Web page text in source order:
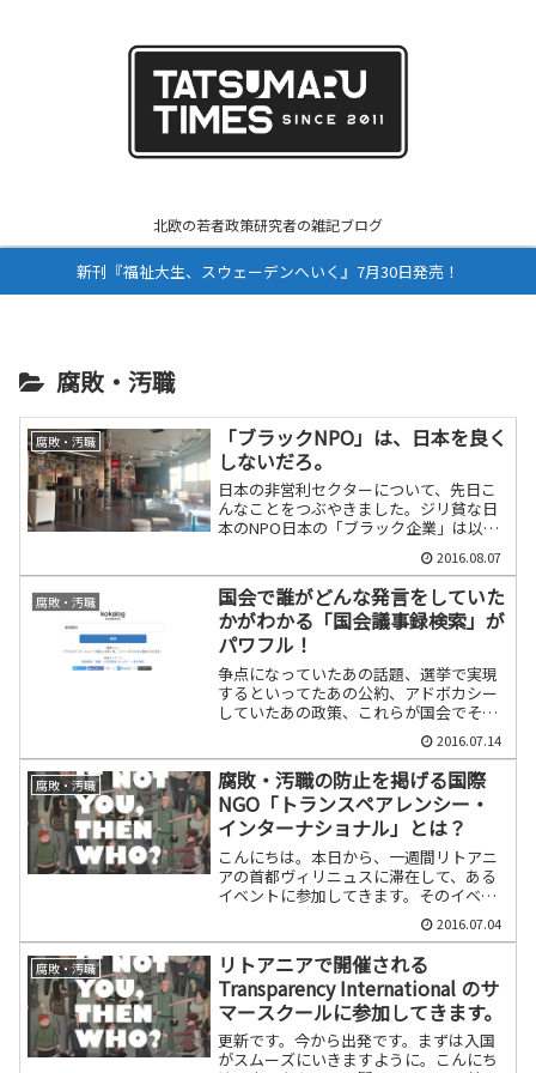
北欧の若者政策研究者の雑記ブログ
新刊『福祉大生、スウェーデンへいく』7月30日発売！
腐敗・汚職
腐敗・汚職
「ブラックNPO」は、日本を良く
しないだろ。
日本の非営利セクターについて、先日こ
んなことをつぶやきました。ジリ貧な日
本のNPO日本の「ブラック企業」は以前
よりもはるかに認知されるようになりま
したが、非営利セクターも実は、ブラッ
クなんじゃないでしょうか。ぼくはヨー
ロッパのNGOで働いて...
2016.08.07
腐敗・汚職
国会で誰がどんな発言をしていた
かがわかる「国会議事録検索」が
パワフル！
争点になっていたあの話題、選挙で実現
するといってたあの公約、アドボカシー
していたあの政策、これらが国会でその
後どのように議論されたのか、気になる
人は多いはずです。そんな人たちにふさ
わしいすばらしいサイトをみつけまし
た。その名も「国会議事録検...
2016.07.14
腐敗・汚職
腐敗・汚職の防止を掲げる国際
NGO「トランスペアレンシー・
インターナショナル」とは？
こんにちは。本日から、一週間リトアニ
アの首都ヴィリニュスに滞在して、ある
イベントに参加してきます。そのイベン
トとは、国際的な非政府独立組織トラン
スペアレンシー・インターナショナル(TI)
が毎年2000年からリトアニアで開催して
いるサマース...
2016.07.04
腐敗・汚職
リトアニアで開催される
Transparency International のサ
マースクールに参加してきます。
更新です。今から出発です。まずは入国
がスムーズにいきますように。こんにち